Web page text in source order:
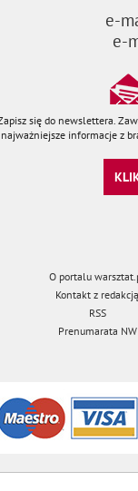
e-
e-
się do newslettera.
najważniejsze informacje z
O portalu
Kontakt z redakcją
RSS
Prenumarata NW